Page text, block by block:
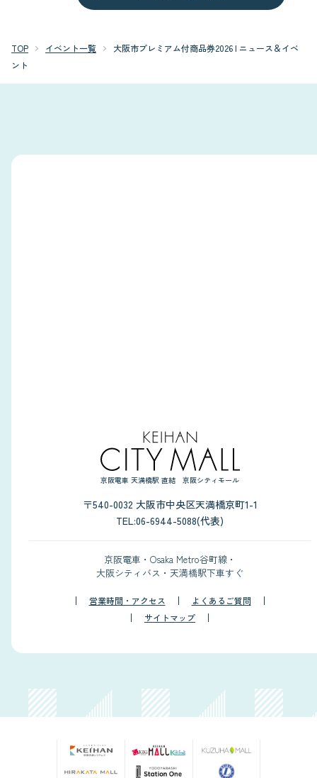
TOP イベント一覧
大阪市プレミアム付商品券2026 | ニュース＆イベ
ント
京阪電車 天満橋駅 直結 京阪シティモール
〒540-0032 大阪市中央区天満橋京町1-1
TEL:06-6944-5088(代表)
京阪電車・Osaka Metro谷町線・
大阪シティバス・天満橋駅下車すぐ
営業時間・アクセス
よくあるご質問
サイトマップ